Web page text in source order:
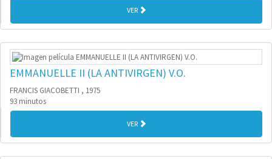
VER
EMMANUELLE II (LA ANTIVIRGEN) V.O.
FRANCIS GIACOBETTI , 1975
93 minutos
VER